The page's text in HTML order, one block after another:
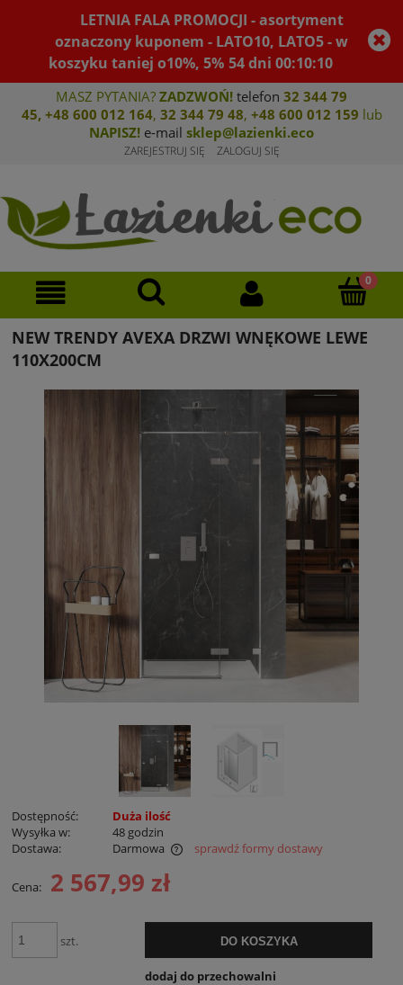
LETNIA FALA PROMOCJI - asortyment
oznaczony kuponem - LATO10, LATO5 - w
koszyku taniej o10%, 5% 54dni00:10:09
MASZ PYTANIA? ZADZWOŃ! telefon 32 344 79
45, +48 600 012 164, 32 344 79 48, +48 600 012 159 lub
NAPISZ! e-mail sklep@lazienki.eco
ZAREJESTRUJ SIĘ ZALOGUJ SIĘ
NEW TRENDY AVEXA DRZWI WNĘKOWE LEWE
110X200CM
Dostępność:
Duża ilość
Wysyłka w:
48 godzin
Dostawa:
Darmowa
sprawdź formy dostawy
Cena: 2 567,99 zł
szt. DO KOSZYKA
dodaj do przechowalni